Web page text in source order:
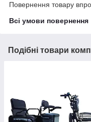
Повернення товару
Всі умови повернення
Подібні товари